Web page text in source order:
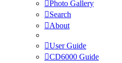
Photo Gallery
Search
About
User Guide
CD6000 Guide